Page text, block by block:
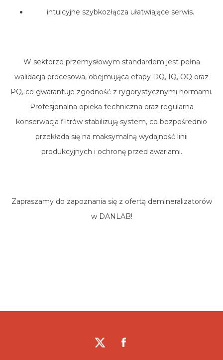
intuicyjne szybkozłącza ułatwiające serwis.
W sektorze przemysłowym standardem jest pełna
walidacja procesowa, obejmująca etapy DQ, IQ, OQ oraz
PQ, co gwarantuje zgodność z rygorystycznymi normami.
Profesjonalna opieka techniczna oraz regularna
konserwacja filtrów stabilizują system, co bezpośrednio
przekłada się na maksymalną wydajność linii
produkcyjnych i ochronę przed awariami.
Zapraszamy do zapoznania się z ofertą demineralizatorów
w DANLAB!